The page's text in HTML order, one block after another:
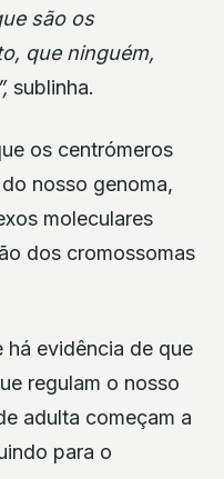
são os
que ninguém,
sublinha.
os centrómeros
nosso genoma,
moleculares
dos cromossomas
há evidência de que
regulam o nosso
adulta começam a
para o